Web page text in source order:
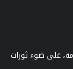
على ضوء ثورات